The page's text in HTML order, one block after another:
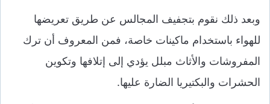
وبعد ذلك نقوم بتجفيف المجالس عن طريق تعريضها
للهواء باستخدام ماكينات خاصة، فمن المعروف أن ترك
المفروشات والأثاث مبلل يؤدي إلى إتلافها وتكوين
الحشرات والبكتيريا الضارة عليها.